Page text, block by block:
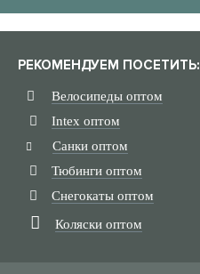
РЕКОМЕНДУЕМ ПОСЕТИТЬ:
Велосипеды оптом
Intex оптом
Санки оптом
Тюбинги оптом
Снегокаты оптом
Коляски оптом